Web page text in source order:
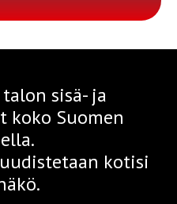
sisä- ja
koko Suomen
kotisi